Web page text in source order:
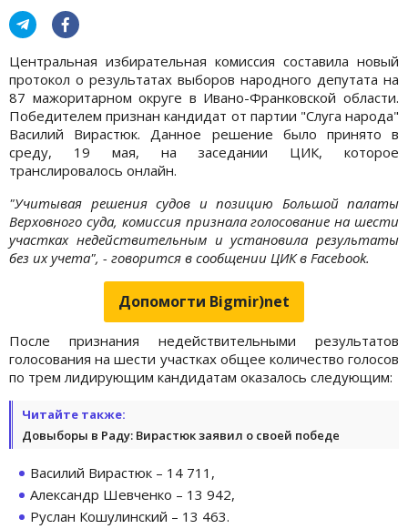
Центральная избирательная комиссия составила новый
протокол о результатах выборов народного депутата на
87 мажоритарном округе в Ивано-Франковской области.
Победителем признан кандидат от партии "Слуга народа"
Василий Вирастюк. Данное решение было принято в
среду, 19 мая, на заседании ЦИК, которое
транслировалось онлайн.
"Учитывая решения судов и позицию Большой палаты
Верховного суда, комиссия признала голосование на шести
участках недействительным и установила результаты
без их учета", - говорится в сообщении ЦИК в Facebook.
Допомогти Bigmir)net
После признания недействительными результатов
голосования на шести участках общее количество голосов
по трем лидирующим кандидатам оказалось следующим:
Читайте также:
Довыборы в Раду: Вирастюк заявил о своей победе
Василий Вирастюк – 14 711,
Александр Шевченко – 13 942,
Руслан Кошулинский – 13 463.